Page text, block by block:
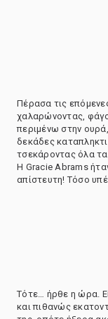
Πέρασα τις
χαλαρώνοντας,
περιμένω στην
δεκάδες
τσεκάροντας όλα
Η Gracie Abrams
απίστευτη! Τόσο
Τότε… ήρθε η ώρα.
και πιθανώς